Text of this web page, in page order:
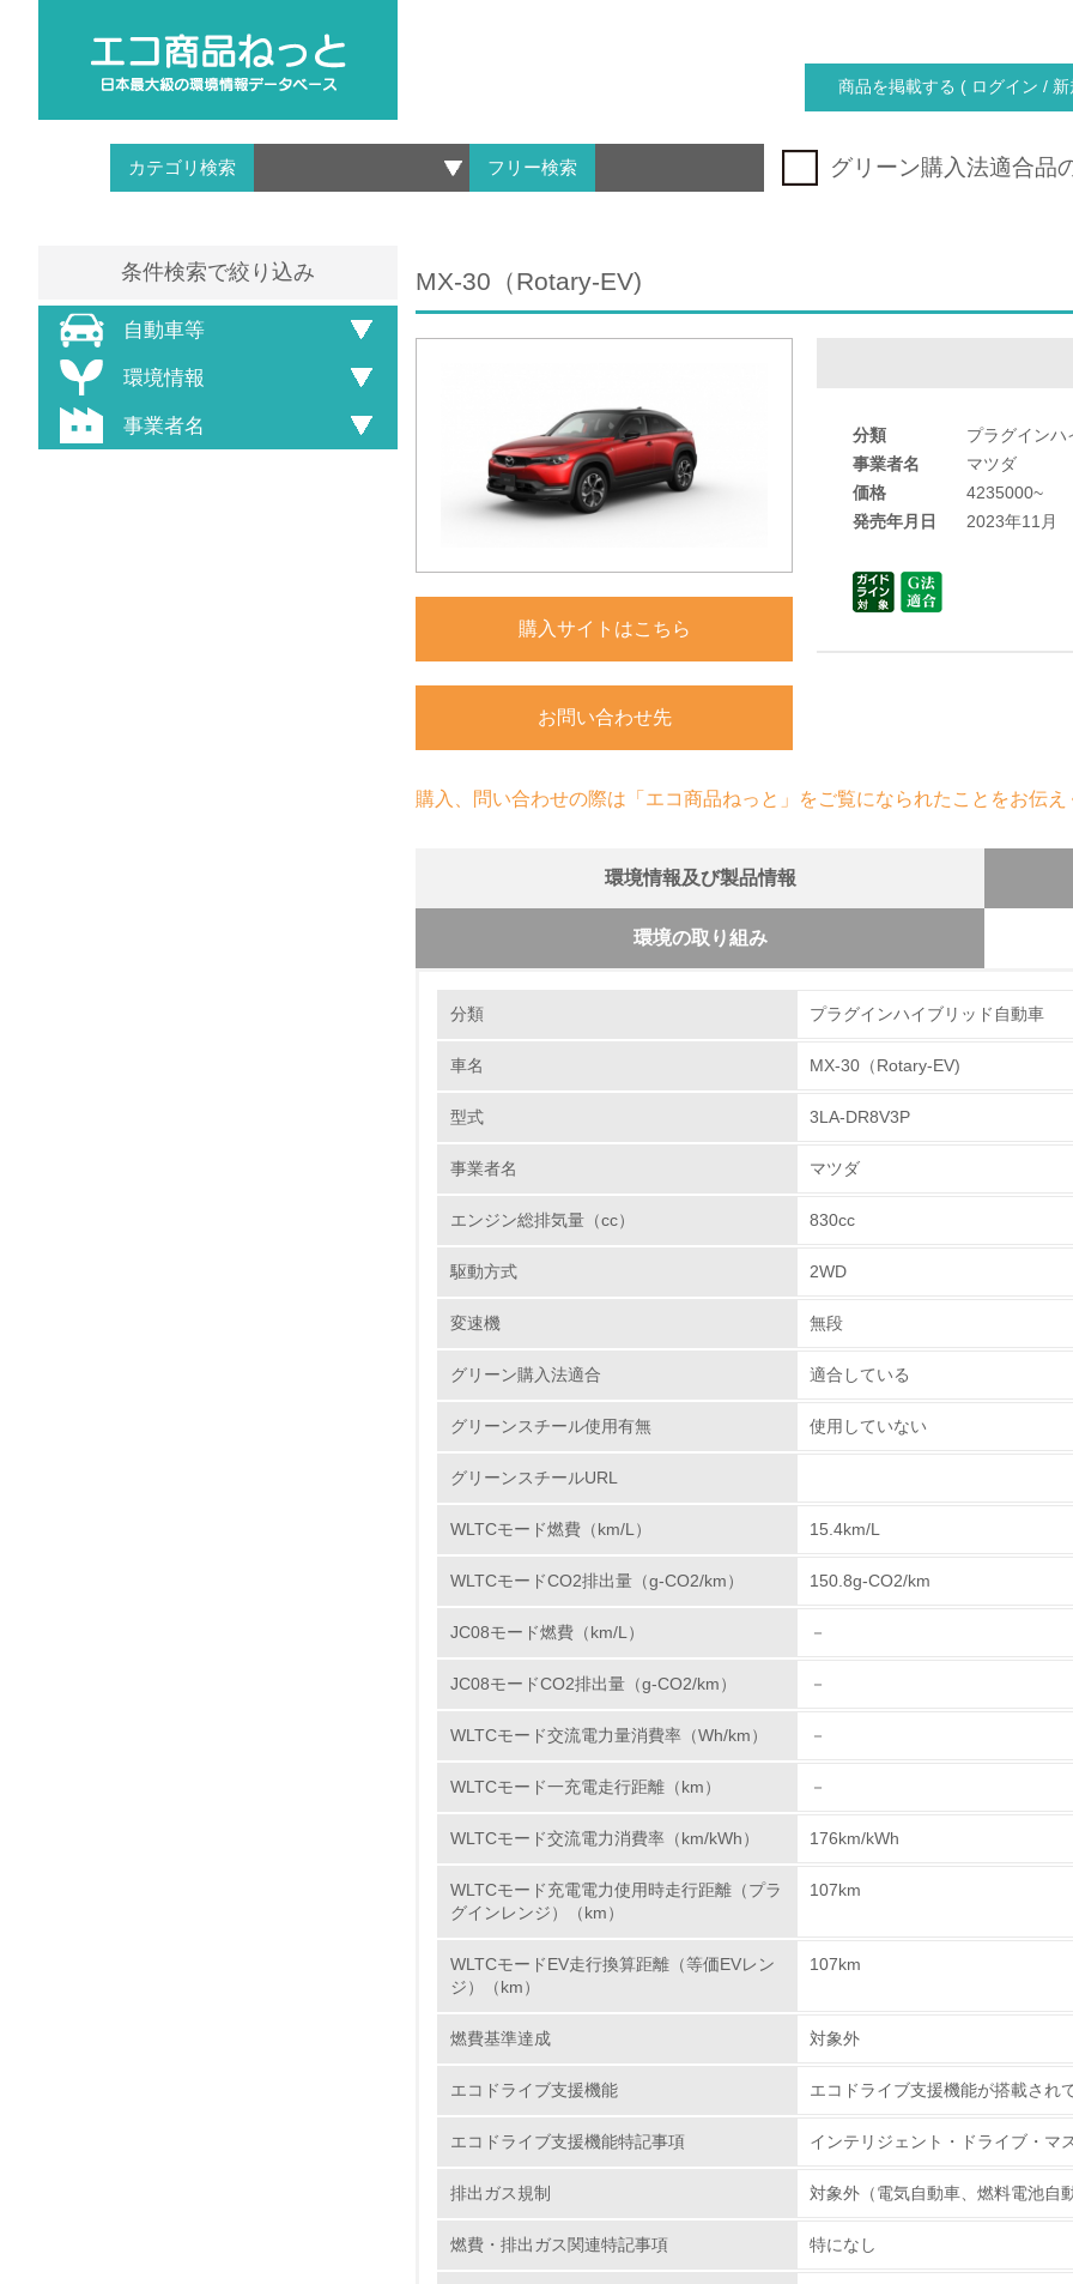
商品を掲載する ( ログイン / 新
カテゴリ検索 フリー検索 グリーン購入法適合品
条件検索で絞り込み
自動車等
環境情報
事業者名
MX-30（Rotary-EV)
購入サイトはこちら
お問い合わせ先
分類
プラグインハ
事業者名
マツダ
価格
4235000~
発売年月日
2023年11月
購入、問い合わせの際は「エコ商品ねっと」をご覧になられたことをお伝え
環境情報及び製品情報
環境の取り組み
5. 環境取り組み体制と成果を定期的に検証して次の活動に活かして
6. 従業員が環境方針に基づいて自分の業務の中で行うべき環境対
7.
環境活動に関する規格やプログラムを導入している
2.環境への取り組み
No.
9. <L1> 資源（投入原料、水等）とエネルギー（電力、重油、ガス
環境配慮型製品・サービスの
11. <L1> 環境配慮型製品・サービスの製造・販売を積極的に行って
12. <L2> 環境配慮型製品・サービスの製造・販売状況を把握し、
リサイクル設計の内容
樹脂の積極的利用や樹脂部品への材料表示等を進めており、
また、市場から回収した損傷バンパーから再生した樹脂を、新車
ーに再利用するという「バンパーtoバンパーリサイクル」技術を
す。
マツダでは、鉛、六価クロム、カドミウム、水銀などの使用削減
タンク、ホイールバランサー、電着塗料などで代替技術を確立し
廃しました。またカドミウムは、全廃を完了し、水銀は、液晶デ
紛争鉱物の排除や責任ある鉱物調達に関する取り組み
大気汚染物質に関する取り組み
分類 プラグインハイブリッド自動車
車名 MX-30（Rotary-EV)
型式 3LA-DR8V3P
事業者名 マツダ
エンジン総排気量（cc） 830cc
駆動方式 2WD
変速機 無段
グリーン購入法適合 適合している
グリーンスチール使用有無 使用していない
グリーンスチールURL
WLTCモード燃費（km/L） 15.4km/L
WLTCモードCO2排出量（g-CO2/km） 150.8g-CO2/km
JC08モード燃費（km/L） －
JC08モードCO2排出量（g-CO2/km） －
WLTCモード交流電力量消費率（Wh/km） －
WLTCモード一充電走行距離（km） －
WLTCモード交流電力消費率（km/kWh） 176km/kWh
WLTCモード充電電力使用時走行距離（プラ
グインレンジ）（km）
107km
WLTCモードEV走行換算距離（等価EVレン
ジ）（km）
107km
燃費基準達成 対象外
エコドライブ支援機能 エコドライブ支援機能が搭載され
エコドライブ支援機能特記事項 インテリジェント・ドライブ・マ
排出ガス規制 対象外（電気自動車、燃料電池自動
燃費・排出ガス関連特記事項 特になし